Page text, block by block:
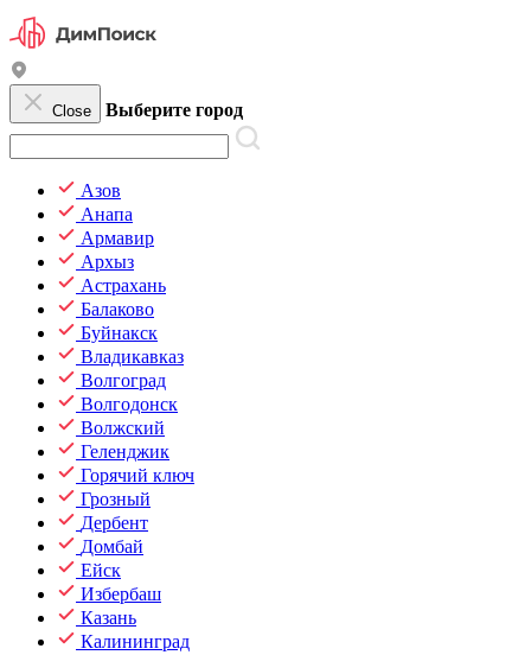
Close Выберите город
Азов
Анапа
Армавир
Архыз
Астрахань
Балаково
Буйнакск
Владикавказ
Волгоград
Волгодонск
Волжский
Геленджик
Горячий ключ
Грозный
Дербент
Домбай
Ейск
Избербаш
Казань
Калининград